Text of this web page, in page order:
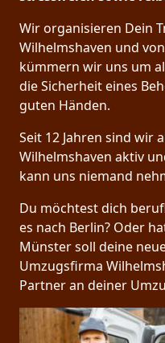
Wir organisieren Dein
Wilhelmshaven und
kümmern wir uns um
die Sicherheit eines
guten Händen.
Seit 12 Jahren sind wir
Wilhelmshaven aktiv
kann uns niemand
Du möchtest dich
es nach Berlin? Oder
Münster soll deine
Umzugsfirma
Partner an deiner